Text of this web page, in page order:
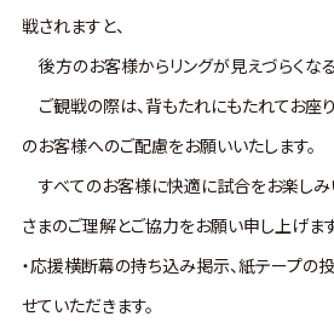
戦されますと、
後方のお客様からリングが見えづらくな
ご観戦の際は、背もたれにもたれてお座
のお客様へのご配慮をお願いいたします。
すべてのお客様に快適に試合をお楽しみ
さまのご理解とご協力をお願い申し上げます
・応援横断幕の持ち込み掲示、紙テープの
せていただきます。